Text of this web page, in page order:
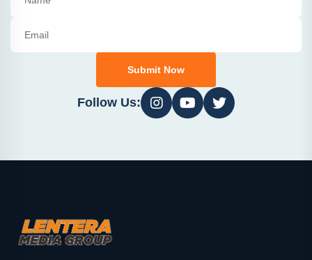
Submit Now
Follow Us: